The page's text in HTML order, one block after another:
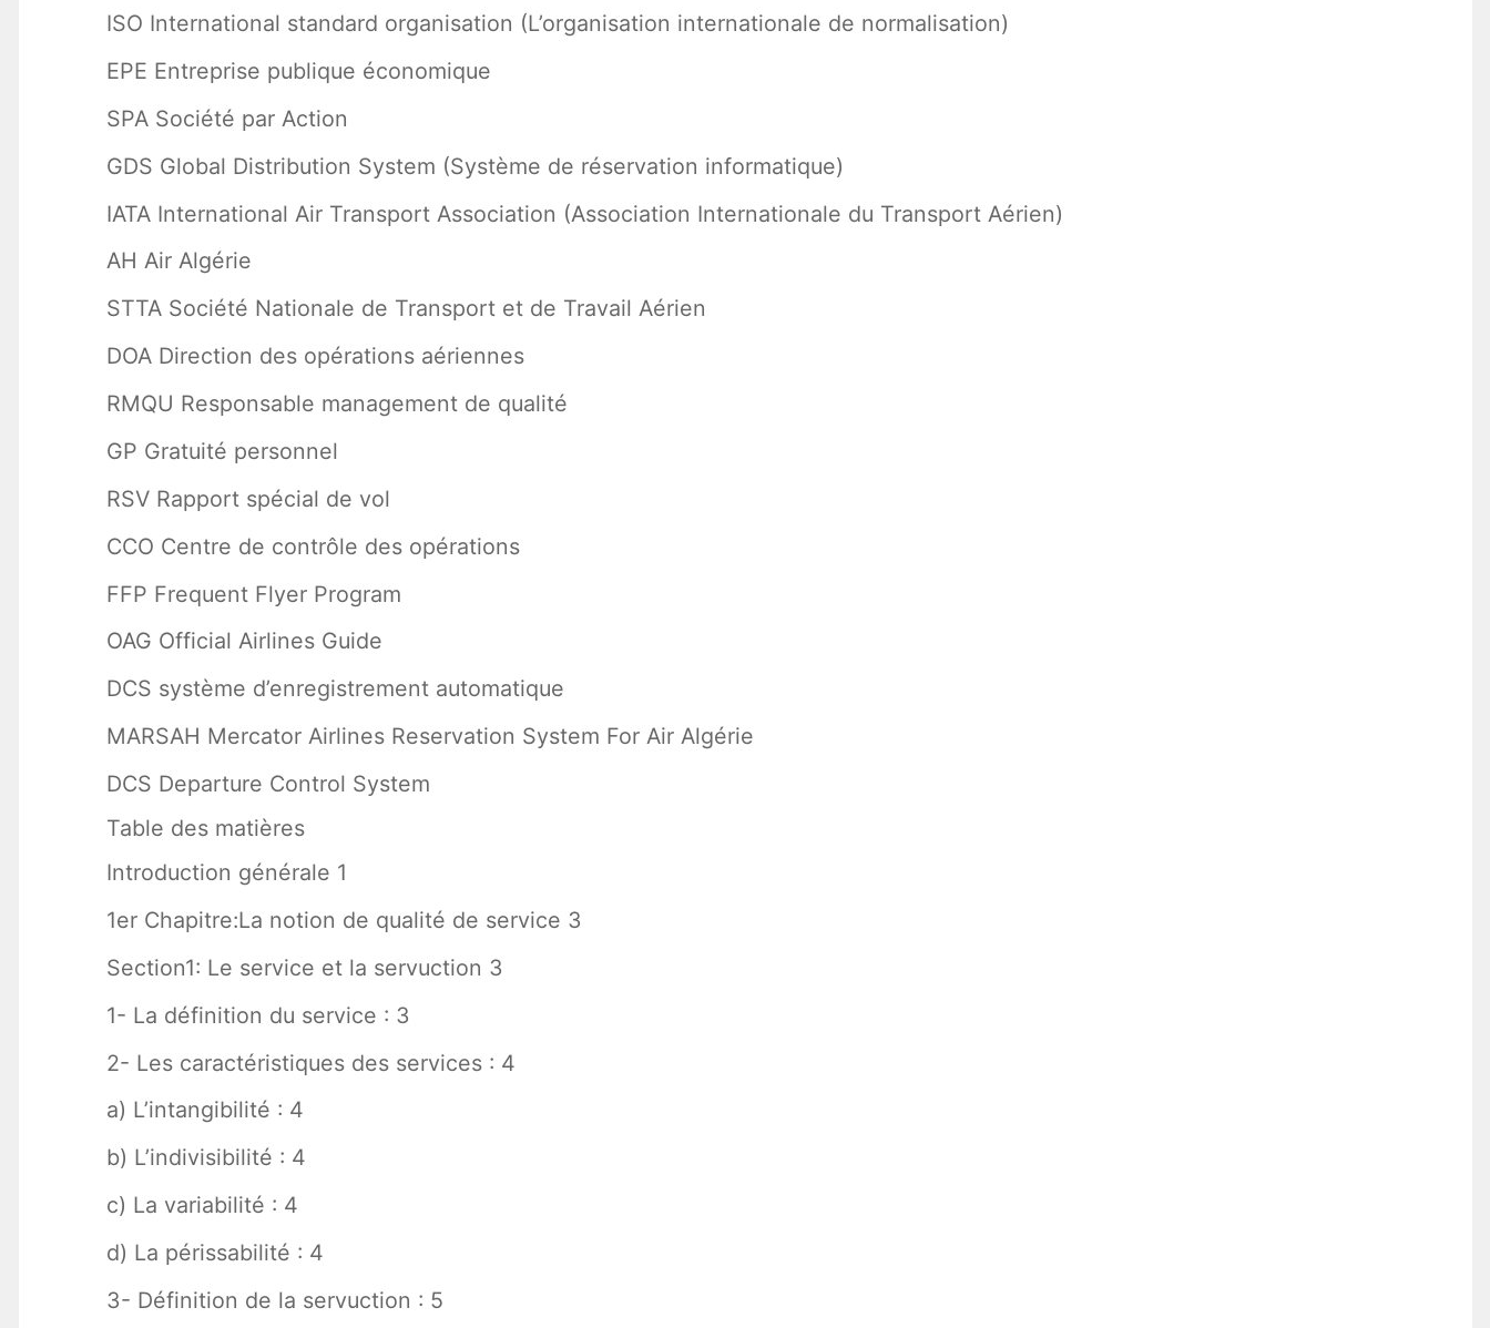
ISO International standard organisation (L’organisation internationale de normalisation)
EPE Entreprise publique économique
SPA Société par Action
GDS Global Distribution System (Système de réservation informatique)
IATA International Air Transport Association (Association Internationale du Transport Aérien)
AH Air Algérie
STTA Société Nationale de Transport et de Travail Aérien
DOA Direction des opérations aériennes
RMQU Responsable management de qualité
GP Gratuité personnel
RSV Rapport spécial de vol
CCO Centre de contrôle des opérations
FFP Frequent Flyer Program
OAG Official Airlines Guide
DCS système d’enregistrement automatique
MARSAH Mercator Airlines Reservation System For Air Algérie
DCS Departure Control System
Table des matières
Introduction générale 1
1er Chapitre:La notion de qualité de service 3
Section1: Le service et la servuction 3
1- La définition du service : 3
2- Les caractéristiques des services : 4
a) L’intangibilité : 4
b) L’indivisibilité : 4
c) La variabilité : 4
d) La périssabilité : 4
3- Définition de la servuction : 5